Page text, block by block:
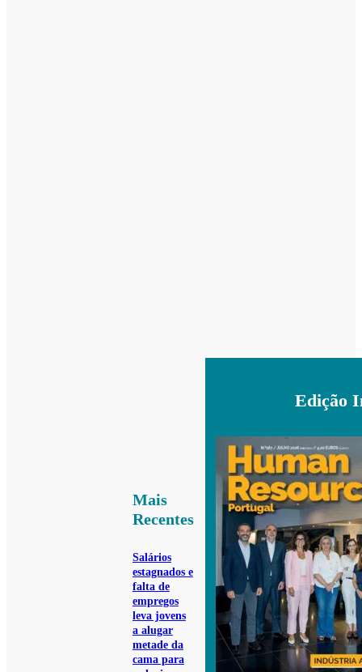
Mais
Recentes
Salários
estagnados e
falta de
empregos
leva jovens
a alugar
metade da
cama para
Edição